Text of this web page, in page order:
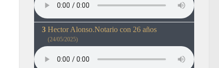
Hector Alonso.Notario con 26 años
(24/05/2025)